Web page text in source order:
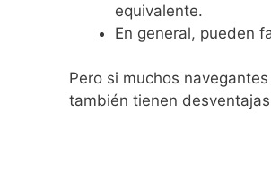
equivalente.
En general, pueden
Pero si muchos
también tienen